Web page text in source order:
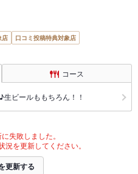
店
口コミ投稿特典対象店
コース
ビールももちろん！！
失敗しました。
を更新してください。
更新する